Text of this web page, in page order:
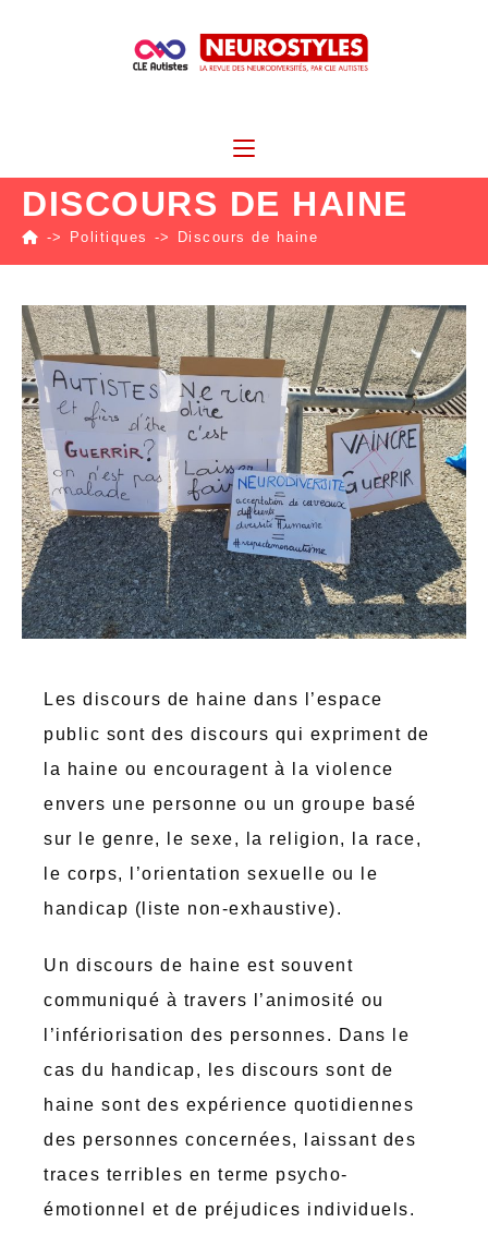
DISCOURS DE HAINE
-> Politiques -> Discours de haine
Les discours de haine dans l’espace
public sont des discours qui expriment de
la haine ou encouragent à la violence
envers une personne ou un groupe basé
sur le genre, le sexe, la religion, la race,
le corps, l’orientation sexuelle ou le
handicap (liste non-exhaustive).
Un discours de haine est souvent
communiqué à travers l’animosité ou
l’infériorisation des personnes. Dans le
cas du handicap, les discours sont de
haine sont des expérience quotidiennes
des personnes concernées, laissant des
traces terribles en terme psycho-
émotionnel et de préjudices individuels.